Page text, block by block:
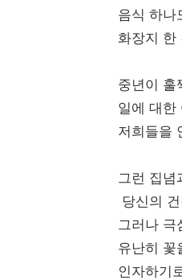
음식 하나
화장지 한
중년이 훌
일에 대한
저희들을
그런 집념
당신의
그러나 극
유난히 꽃
인자하기